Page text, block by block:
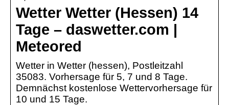
Wetter Wetter (Hessen) 14
Tage – daswetter.com |
Meteored
Wetter in Wetter (hessen), Postleitzahl
35083. Vorhersage für 5, 7 und 8 Tage.
Demnächst kostenlose Wettervorhersage für
10 und 15 Tage.